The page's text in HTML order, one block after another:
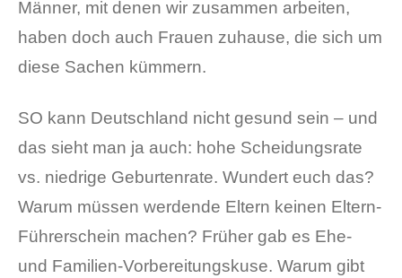
Männer, mit denen wir zusammen arbeiten,
haben doch auch Frauen zuhause, die sich um
diese Sachen kümmern.
SO kann Deutschland nicht gesund sein – und
das sieht man ja auch: hohe Scheidungsrate
vs. niedrige Geburtenrate. Wundert euch das?
Warum müssen werdende Eltern keinen Eltern-
Führerschein machen? Früher gab es Ehe-
und Familien-Vorbereitungskuse. Warum gibt